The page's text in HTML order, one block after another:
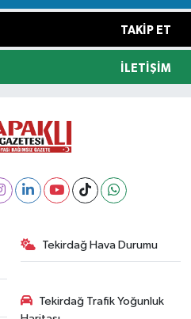
TAKIP ET
İLETIŞIM
Tekirdağ Hava Durumu
Tekirdağ Trafik Yoğunluk